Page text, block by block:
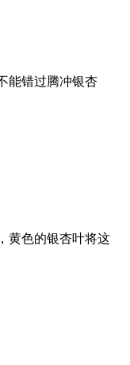
能错过腾冲银杏
黄色的银杏叶将这